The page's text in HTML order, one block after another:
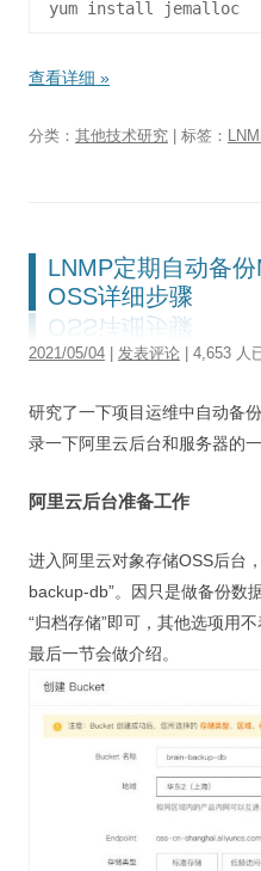
查看详细 »
分类： 其他技术研究 | 标签：
LNMP定期自动备
OSS详细步骤
2021/05/04 发表评论 | 4,653 人
研究了一下项目运维中自动备
录一下阿里云后台和服务器的一
阿里云后台准备工作
进入阿里云对象存储OSS后台
backup-db”。因只是做备份数
“归档存储”即可，其他选项用
最后一节会做介绍。